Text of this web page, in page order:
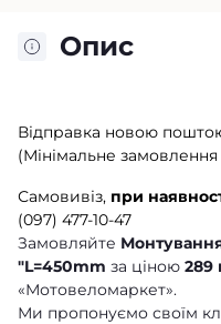
Опис
Відправка новою
(Мінімальне
Самовивіз, при
(097) 477-10-47
Замовляйте
"L=450mm за ціною 289
«Мотовеломаркет».
Ми пропонуємо своїм